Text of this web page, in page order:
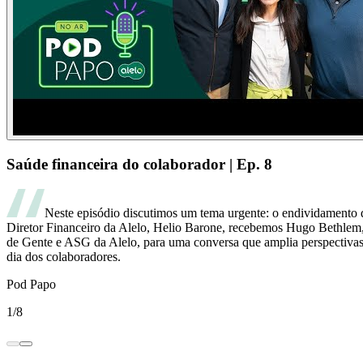
Saúde financeira do colaborador | Ep. 8
Neste episódio discutimos um tema urgente: o
Diretor Financeiro da Alelo, Helio Barone, recebemos Hugo
de Gente e ASG da Alelo, para uma conversa que amplia
dia dos colaboradores.
Pod Papo
1/8